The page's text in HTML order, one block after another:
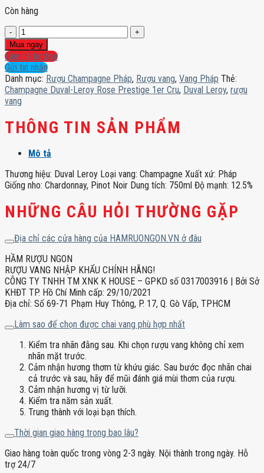
Còn hàng
Champagne
Duval-
Leroy
Rose
Prestige
1er
Cru
số
lượng
Mua ngay
Liên hệ hotline
Gửi tin nhắn
Danh mục: Rượu Champagne Pháp, Rượu vang, Vang Pháp Thẻ:
Champagne Duval-Leroy Rose Prestige 1er Cru, Duval Leroy, rượu
vang
THÔNG TIN SẢN PHẨM
Mô tả
Thương hiệu: Duval Leroy Loại vang: Champagne Xuất xứ: Pháp
Giống nho: Chardonnay, Pinot Noir Dung tích: 750ml Độ mạnh: 12.5%
NHỮNG CÂU HỎI THƯỜNG GẶP
Địa chỉ các cửa hàng của HAMRUONGON.VN ở đâu
HẦM RƯỢU NGON
RƯỢU VANG NHẬP KHẨU CHÍNH HÃNG!
CÔNG TY TNHH TM XNK K HOUSE – GPKD số 0317003916 | Bởi Sở
KHĐT TP. Hồ Chí Minh cấp: 29/10/2021
Địa chỉ: Số 69-71 Phạm Huy Thông, P. 17, Q. Gò Vấp, TPHCM
Làm sao để chọn được chai vang phù hợp nhất
Kiểm tra nhãn đằng sau. Khi chọn rượu vang không chỉ xem
nhãn mặt trước.
Cảm nhận hương thơm từ khứu giác. Sau bước đọc nhãn chai
cả trước và sau, hãy để mũi đánh giá mùi thơm của rượu.
Cảm nhận hương vị từ lưỡi.
Kiểm tra năm sản xuất.
Trung thành với loại bạn thích.
Thời gian giao hàng trong bao lâu?
Giao hàng toàn quốc trong vòng 2-3 ngày. Nội thành trong ngày. Hỗ
trợ 24/7